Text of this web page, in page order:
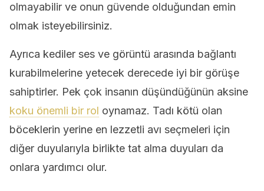
olmayabilir ve onun güvende olduğundan emin
olmak isteyebilirsiniz.
Ayrıca kediler ses ve görüntü arasında bağlantı
kurabilmelerine yetecek derecede iyi bir görüşe
sahiptirler. Pek çok insanın düşündüğünün aksine
koku önemli bir rol oynamaz. Tadı kötü olan
böceklerin yerine en lezzetli avı seçmeleri için
diğer duyularıyla birlikte tat alma duyuları da
onlara yardımcı olur.